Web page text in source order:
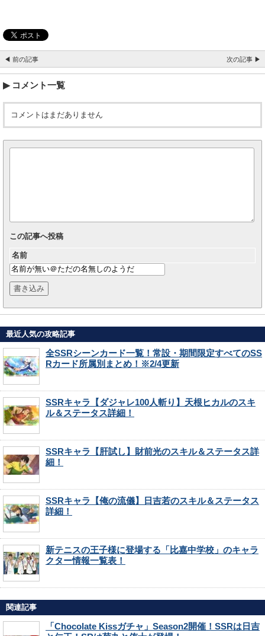
◀ 前の記事 次の記事 ▶
コメント一覧
コメントはまだありません
この記事へ投稿
名前
最近人気の攻略記事
全SSRシーンカード一覧！常設・期間限定すべてのSS
Rカード所属別まとめ！※2/4更新
SSRキャラ【ダジャレ100人斬り】天根ヒカルのスキ
ル＆ステータス詳細！
SSRキャラ【肝試し】財前光のスキル＆ステータス詳
細！
SSRキャラ【俺の流儀】日吉若のスキル＆ステータス
詳細！
新テニスの王子様に登場する「比嘉中学校」のキャラ
クター情報一覧表！
関連記事
「Chocolate Kissガチャ」Season2開催！SSRは日吉